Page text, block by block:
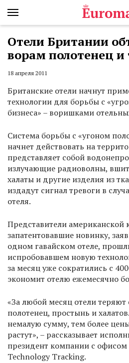
Отели Британии
ворам полотенец и
18 апреля 2011
Британские отели начнут
технологии для борьбы с
бизнеса» – воришками
Система борьбы с «угоном
начнет действовать на
представляет собой
излучающие радиоволны,
халаты и другие изделия из
издадут сигнал тревоги в
отеля.
Представители американской
запатентовавшие новинку,
одном гавайском отеле,
испробовавшем новую
за месяц уже сократились с
экономит отелю ежемесячно
«За любой месяц отели теряют
полотенец, простынь и
немалую сумму, тем более
растут», – рассказывает
президент компании с
Technology Tracking.